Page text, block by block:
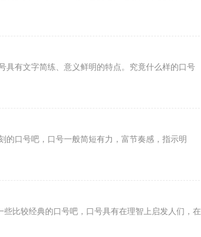
具有文字简练、意义鲜明的特点。究竟什么样的口号
的口号吧，口号一般简短有力，富节奏感，指示明
比较经典的口号吧，口号具有在理智上启发人们，在